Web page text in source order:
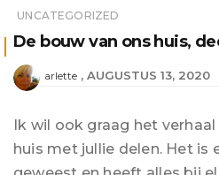
UNCATEGORIZED
De bouw van ons huis,
arlette AUGUSTUS 13, 2020
Ik wil ook graag het
huis met jullie delen. Het is